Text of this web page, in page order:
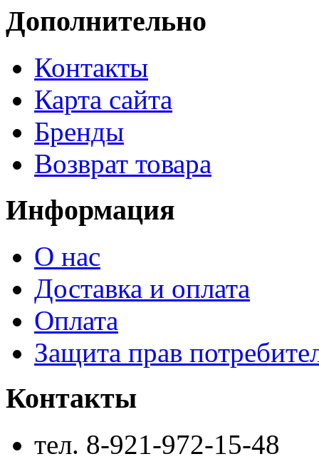
Дополнительно
Контакты
Карта сайта
Бренды
Возврат товара
Информация
О нас
Доставка и оплата
Оплата
Защита прав
Контакты
тел. 8-921-972-15-48